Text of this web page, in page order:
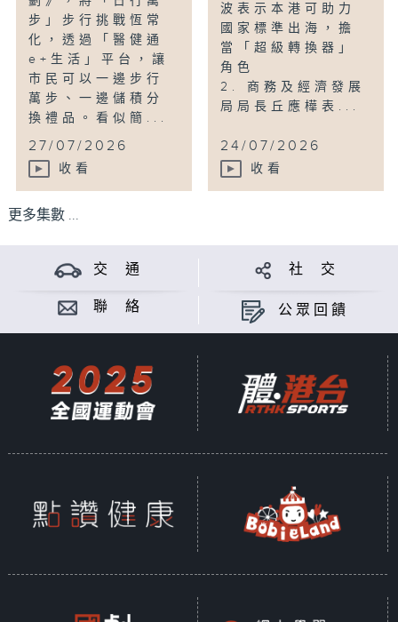
步」步行挑戰恆常
化，透過「醫健通
e+生活」平台，讓
市民可以一邊步行
萬步、一邊儲積分
換禮品。看似簡...
27/07/2026
收看
波表示本港可助力
國家標準出海，擔
當「超級轉換器」
角色
2. 商務及經濟發展
局局長丘應樺表...
24/07/2026
收看
更多集數 ...
交 通 社 交
聯 絡 公眾回饋